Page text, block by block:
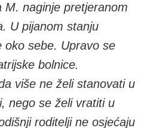
M. naginje pretjeranom
U pijanom stanju
oko sebe. Upravo se
bolnice.
više ne želi stanovati u
nego se želi vratiti u
roditelji ne osjećaju